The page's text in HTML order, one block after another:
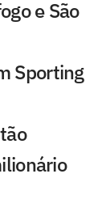
e São
Sporting